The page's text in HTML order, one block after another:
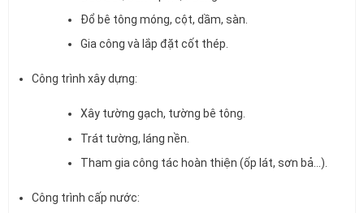
Đổ bê tông móng, cột, dầm, sàn.
Gia công và lắp đặt cốt thép.
Công trình xây dựng:
Xây tường gạch, tường bê tông.
Trát tường, láng nền.
Tham gia công tác hoàn thiện (ốp lát, sơn bả…).
Công trình cấp nước: